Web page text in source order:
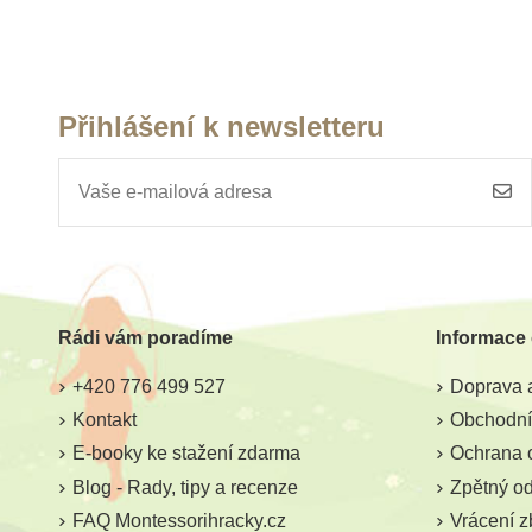
Přihlášení k newsletteru
Rádi vám poradíme
+420 776 499 527
Kontakt
E-booky ke stažení zdarma
Blog - Rady, tipy a recenze
FAQ Montessorihracky.cz
Doprava
Ochrana
Zpětný
Vrácení